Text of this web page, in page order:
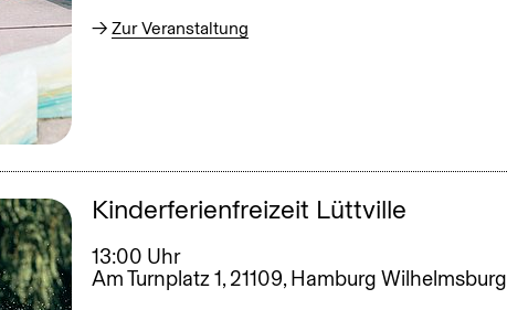
Zur Veranstaltung
Kinderferienfreizeit Lüttville
13:00 Uhr
Am Turnplatz 1, 21109, Hamburg Wilhelmsburg